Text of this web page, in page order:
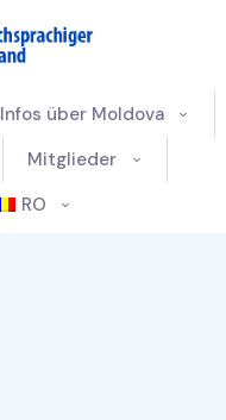
Infos über Moldova
Mitglieder
RO